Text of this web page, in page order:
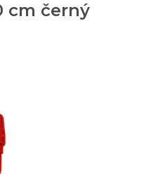
cm černý